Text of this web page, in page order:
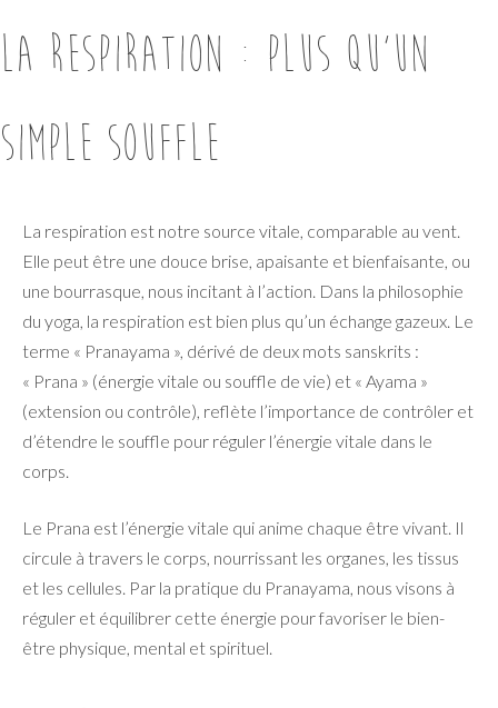
La respiration : plus qu’un
simple souffle
La respiration est notre source vitale, comparable au vent.
Elle peut être une douce brise, apaisante et bienfaisante, ou
une bourrasque, nous incitant à l’action. Dans la philosophie
du yoga, la respiration est bien plus qu’un échange gazeux. Le
terme « Pranayama », dérivé de deux mots sanskrits :
« Prana » (énergie vitale ou souffle de vie) et « Ayama »
(extension ou contrôle), reflète l’importance de contrôler et
d’étendre le souffle pour réguler l’énergie vitale dans le
corps.
Le Prana est l’énergie vitale qui anime chaque être vivant. Il
circule à travers le corps, nourrissant les organes, les tissus
et les cellules. Par la pratique du Pranayama, nous visons à
réguler et équilibrer cette énergie pour favoriser le bien-
être physique, mental et spirituel.